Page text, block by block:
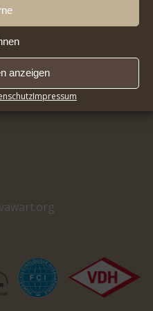
anzeigen
Impressum
gro.t